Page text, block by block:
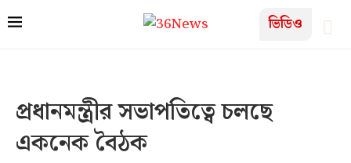
ভিডিও
প্রধানমন্ত্রীর সভাপতিত্বে চলছে
একনেক বৈঠক